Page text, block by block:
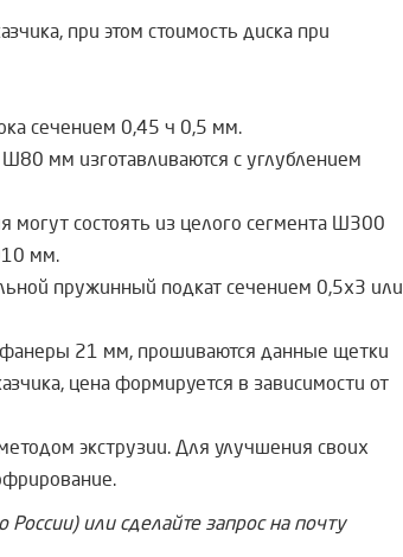
при этом стоимость диска при
сечением 0,45 ÷ 0,5 мм.
мм изготавливаются с углублением
могут состоять из целого сегмента Ø300
мм.
пружинный подкат сечением 0,5х3 или
фанеры 21 мм, прошиваются данные щетки
цена формируется в зависимости от
экструзии. Для улучшения своих
России) или сделайте запрос на почту